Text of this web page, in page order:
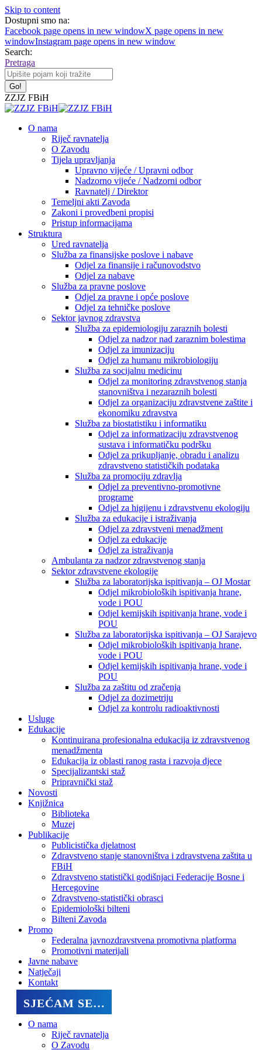
Skip to content
Dostupni smo na:
Facebook page opens in new windowX page opens in new
windowInstagram page opens in new window
Search:
Pretraga
ZZJZ FBiH
O nama
Riječ ravnatelja
O Zavodu
Tijela upravljanja
Upravno vijeće / Upravni odbor
Nadzorno vijeće / Nadzorni odbor
Ravnatelj / Direktor
Temeljni akti Zavoda
Zakoni i provedbeni propisi
Pristup informacijama
Struktura
Ured ravnatelja
Služba za finansijske poslove i nabave
Odjel za finansije i računovodstvo
Odjel za nabave
Služba za pravne poslove
Odjel za pravne i opće poslove
Odjel za tehničke poslove
Sektor javnog zdravstva
Služba za epidemiologiju zaraznih bolesti
Odjel za nadzor nad zaraznim bolestima
Odjel za imunizaciju
Odjel za humanu mikrobiologiju
Služba za socijalnu medicinu
Odjel za monitoring zdravstvenog stanja
stanovništva i nezaraznih bolesti
Odjel za organizaciju zdravstvene zaštite i
ekonomiku zdravstva
Služba za biostatistiku i informatiku
Odjel za informatizaciju zdravstvenog
sustava i informatičku podršku
Odjel za prikupljanje, obradu i analizu
zdravstveno statističkih podataka
Služba za promociju zdravlja
Odjel za preventivno-promotivne
programe
Odjel za higijenu i zdravstvenu ekologiju
Služba za edukacije i istraživanja
Odjel za zdravstveni menadžment
Odjel za edukacije
Odjel za istraživanja
Ambulanta za nadzor zdravstvenog stanja
Sektor zdravstvene ekologije
Služba za laboratorijska ispitivanja – OJ Mostar
Odjel mikrobioloških ispitivanja hrane,
vode i POU
Odjel kemijskih ispitivanja hrane, vode i
POU
Služba za laboratorijska ispitivanja – OJ Sarajevo
Odjel mikrobioloških ispitivanja hrane,
vode i POU
Odjel kemijskih ispitivanja hrane, vode i
POU
Služba za zaštitu od zračenja
Odjel za dozimetriju
Odjel za kontrolu radioaktivnosti
Usluge
Edukacije
Kontinuirana profesionalna edukacija iz zdravstvenog
menadžmenta
Edukacija iz oblasti ranog rasta i razvoja djece
Specijalizantski staž
Pripravnički staž
Novosti
Knjižnica
Biblioteka
Muzej
Publikacije
Publicistička djelatnost
Zdravstveno stanje stanovništva i zdravstvena zaštita u
FBiH
Zdravstveno statistički godišnjaci Federacije Bosne i
Hercegovine
Zdravstveno-statistički obrasci
Epidemiološki bilteni
Bilteni Zavoda
Promo
Federalna javnozdravstvena promotivna platforma
Promotivni materijali
Javne nabave
Natječaji
Kontakt
SJEĆAM SE…
O nama
Riječ ravnatelja
O Zavodu